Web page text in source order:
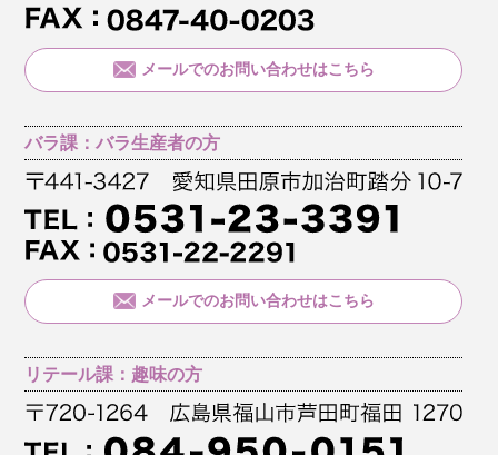
メールでのお問い合わせはこちら
バラ課：バラ生産者の方
メールでのお問い合わせはこちら
リテール課：趣味の方